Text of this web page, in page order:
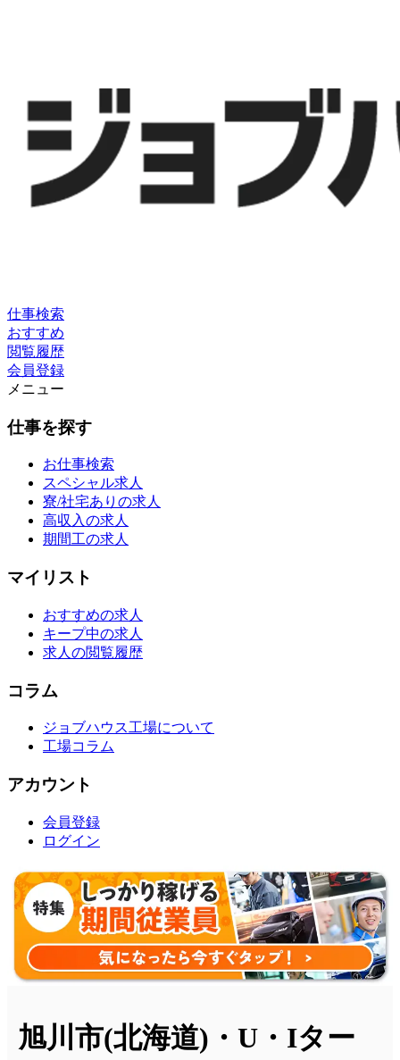
仕事検索
おすすめ
閲覧履歴
会員登録
メニュー
仕事を探す
お仕事検索
スペシャル求人
寮/社宅ありの求人
高収入の求人
期間工の求人
マイリスト
おすすめの求人
キープ中の求人
求人の閲覧履歴
コラム
ジョブハウス工場について
工場コラム
アカウント
会員登録
ログイン
旭川市(北海道)・U・Iター